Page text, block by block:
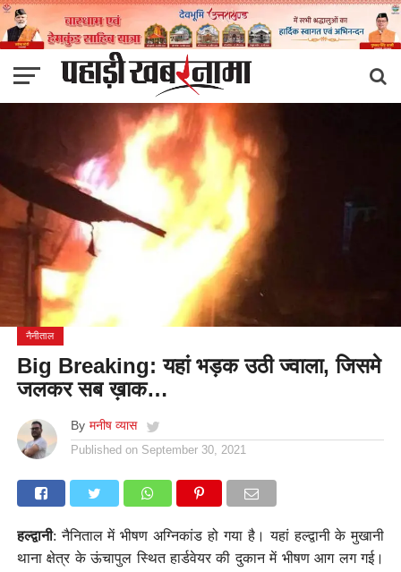
नैनीताल
Big Breaking: यहां भड़क उठी ज्वाला, जिसमे
जलकर सब ख़ाक…
By मनीष व्यास
Published on September 30, 2021
हल्द्वानी: नैनिताल में भीषण अग्निकांड हो गया है। यहां हल्द्वानी के मुखानी
थाना क्षेत्र के ऊंचापुल स्थित हार्डवेयर की दुकान में भीषण आग लग गई।